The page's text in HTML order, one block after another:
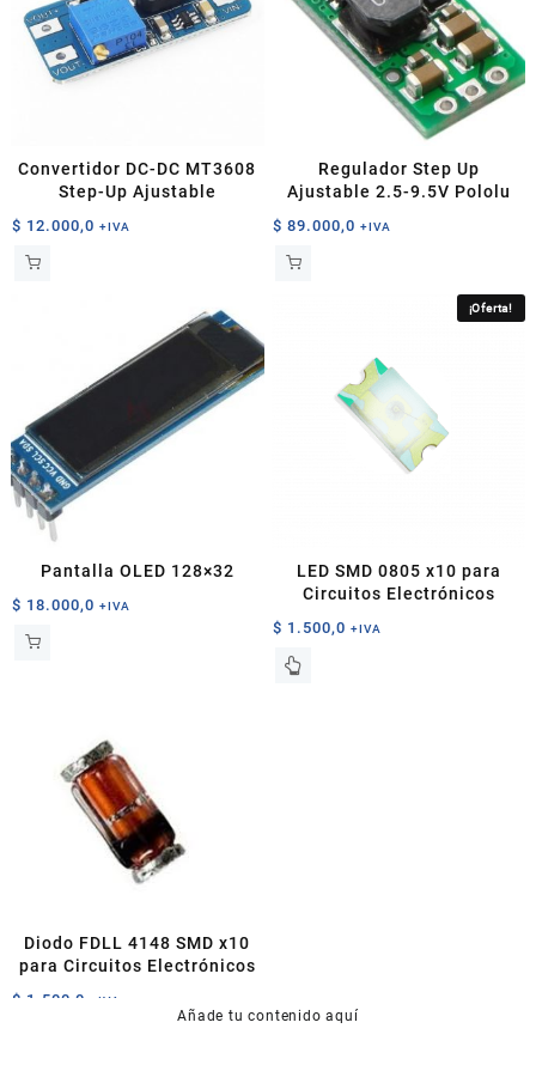
Convertidor DC-DC MT3608
Step-Up Ajustable
$ 12.000,0 +IVA
Regulador Step Up
Ajustable 2.5-9.5V Pololu
$ 89.000,0 +IVA
Pantalla OLED 128×32
$ 18.000,0 +IVA
¡Oferta!
LED SMD 0805 x10 para
Circuitos Electrónicos
$ 1.500,0 +IVA
Este
producto
Diodo FDLL 4148 SMD x10
para Circuitos Electrónicos
$ 1.500,0 +IVA
Añade tu contenido aquí